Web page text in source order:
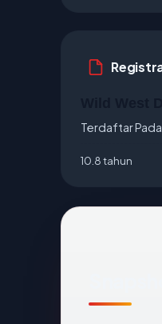
Terdaftar
10.8 tahun